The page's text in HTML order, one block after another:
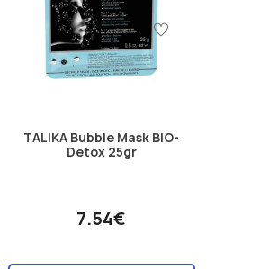
TALIKA Bubble Mask BIO-
Detox 25gr
7.54€